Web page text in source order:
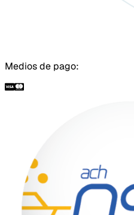
Medios de pago: